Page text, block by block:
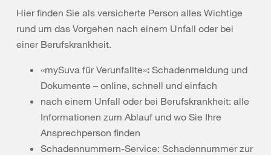
Hier finden Sie als versicherte Person alles Wichtige
rund um das Vorgehen nach einem Unfall oder bei
einer Berufskrankheit.
«mySuva für Verunfallte»: Schadenmeldung und
Dokumente – online, schnell und einfach
nach einem Unfall oder bei Berufskrankheit: alle
Informationen zum Ablauf und wo Sie Ihre
Ansprechperson finden
Schadennummern-Service: Schadennummer zur